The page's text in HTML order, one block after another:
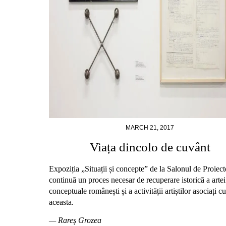
MARCH 21, 2017
Viața dincolo de cuvânt
Expoziția „Situații și concepte” de la Salonul de
continuă un proces necesar de recuperare istorică a artei
conceptuale românești și a activității artiștilor asociați cu
aceasta.
— Rareș Grozea